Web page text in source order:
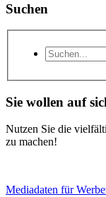
Suchen
Sie wollen auf
Nutzen Sie die
zu machen!
Mediadaten für